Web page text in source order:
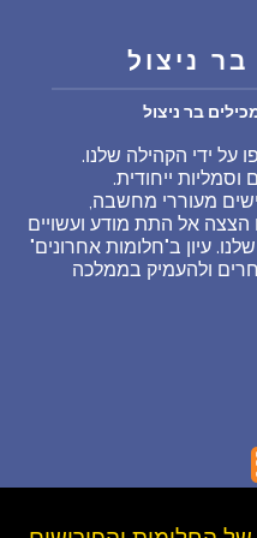
ניצול
על ידי הקהילה שלנו.
ייחודית.
מעוררי מחשבה,
הצצה אל התת מודע ועשויים
עיון ב"חלומות אחרונים"
ולהעמיק בממלכה